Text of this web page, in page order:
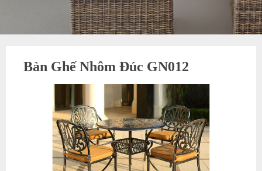
Bàn Ghế Nhôm Đúc GN012